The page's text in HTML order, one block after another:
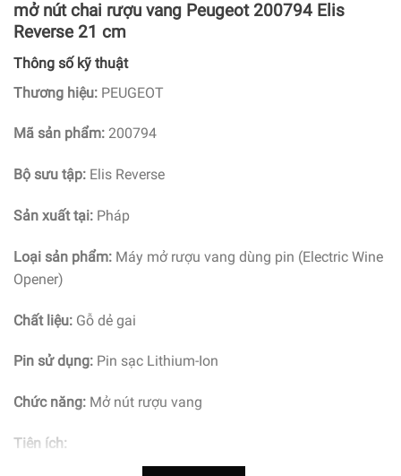
mở nút chai rượu vang Peugeot 200794 Elis
Reverse 21 cm
Thông số kỹ thuật
Thương hiệu: PEUGEOT
Mã sản phẩm: 200794
Bộ sưu tập: Elis Reverse
Sản xuất tại: Pháp
Loại sản phẩm: Máy mở rượu vang dùng pin (Electric Wine
Opener)
Chất liệu: Gỗ dẻ gai
Pin sử dụng: Pin sạc Lithium-Ion
Chức năng: Mở nút rượu vang
Tiện ích: